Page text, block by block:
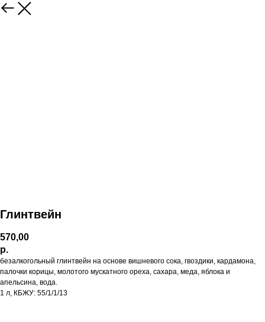
Глинтвейн
570,00
р.
безалкогольный глинтвейн на основе вишневого сока, гвоздики, кардамона,
палочки корицы, молотого мускатного ореха, сахара, меда, яблока и
апельсина, вода.
1 л, КБЖУ: 55/1/1/13